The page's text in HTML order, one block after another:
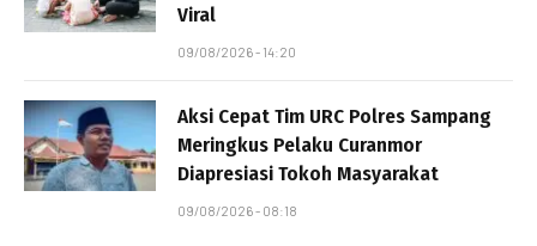
Viral
09/08/2026 - 14:20
Aksi Cepat Tim URC Polres Sampang
Meringkus Pelaku Curanmor
Diapresiasi Tokoh Masyarakat
09/08/2026 - 08:18